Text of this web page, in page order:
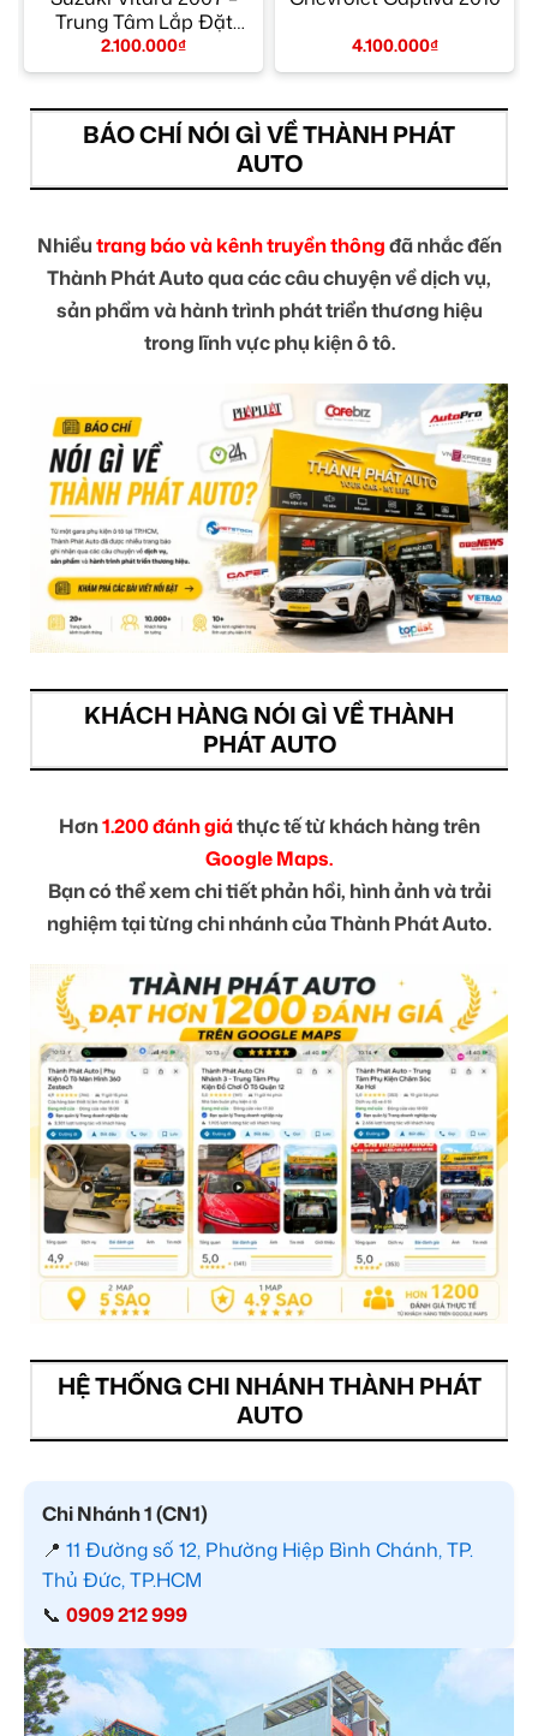
Trung Tâm Lắp Đặt
Chính Hãng TPHCM
2.100.000₫ 4.100.000₫
BÁO CHÍ NÓI GÌ VỀ THÀNH PHÁT
AUTO
Nhiềutrang báo và kênh truyền thôngđã nhắc đến
Thành Phát Auto qua các câu chuyện về dịch vụ,
sản phẩm và hành trình phát triển thương hiệu
trong lĩnh vực phụ kiện ô tô.
KHÁCH HÀNG NÓI GÌ VỀ THÀNH
PHÁT AUTO
Hơn1.200 đánh giáthực tế từ khách hàng trên
Google Maps.
Bạn có thể xem chi tiết phản hồi, hình ảnh và trải
nghiệm tại từng chi nhánh của Thành Phát Auto.
HỆ THỐNG CHI NHÁNH THÀNH PHÁT
AUTO
Chi Nhánh 1 (CN1)
📍 11 Đường số 12, Phường Hiệp Bình Chánh, TP.
Thủ Đức, TP.HCM
📞 0909 212 999